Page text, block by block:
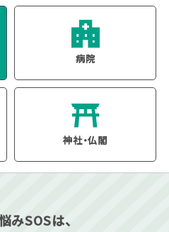
病院
神社・仏閣
みSOSは、